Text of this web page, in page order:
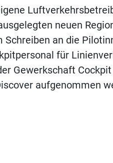
neuen
an die
für
Gewerkschaft
aufgenommen